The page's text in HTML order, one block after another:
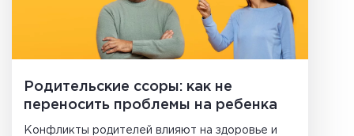
Родительские ссоры: как не
переносить проблемы на ребенка
Конфликты родителей влияют на здоровье и